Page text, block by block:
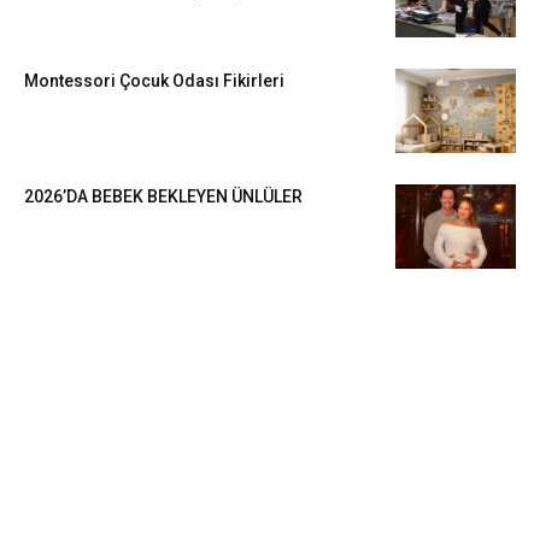
Montessori Çocuk Odası Fikirleri
2026’DA BEBEK BEKLEYEN ÜNLÜLER